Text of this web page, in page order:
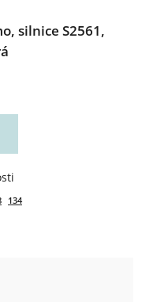
silnice S2561,
134